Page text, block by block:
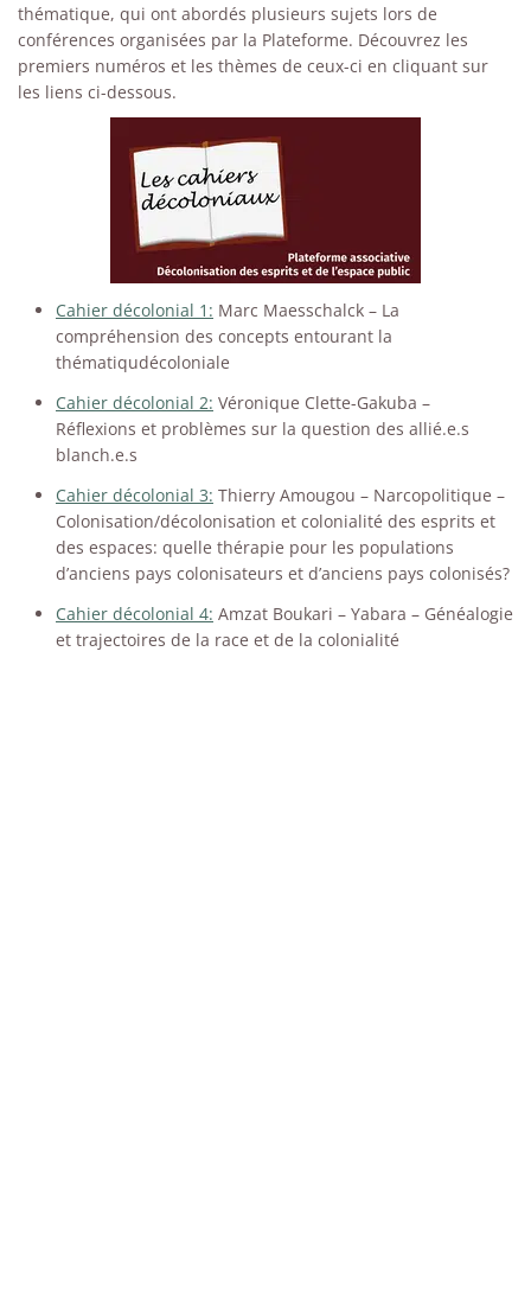
thématique, qui ont abordés plusieurs sujets lors de
conférences organisées par la Plateforme. Découvrez les
premiers numéros et les thèmes de ceux-ci en cliquant sur
les liens ci-dessous.
Cahier décolonial 1: Marc Maesschalck – La
compréhension des concepts entourant la
thématiqudécoloniale
Cahier décolonial 2: Véronique Clette-Gakuba –
Réflexions et problèmes sur la question des allié.e.s
blanch.e.s
Cahier décolonial 3: Thierry Amougou – Narcopolitique –
Colonisation/décolonisation et colonialité des esprits et
des espaces: quelle thérapie pour les populations
d’anciens pays colonisateurs et d’anciens pays colonisés?
Cahier décolonial 4: Amzat Boukari – Yabara – Généalogie
et trajectoires de la race et de la colonialité